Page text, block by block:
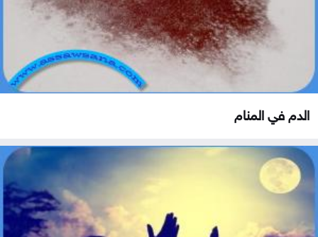
الدم في المنام